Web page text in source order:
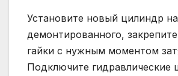
Установите новый цилиндр
демонтированного,
гайки с нужным моментом
Подключите гидравлические